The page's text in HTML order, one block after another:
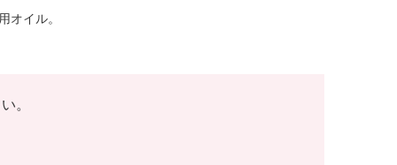
オイル。
。